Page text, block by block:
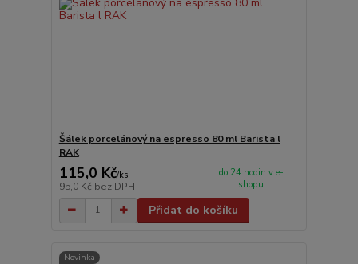
Šálek porcelánový na espresso 80 ml Barista l
RAK
115,0 Kč/ks
95,0 Kč bez DPH
do 24 hodin v e-
shopu
Přidat do košíku
Novinka